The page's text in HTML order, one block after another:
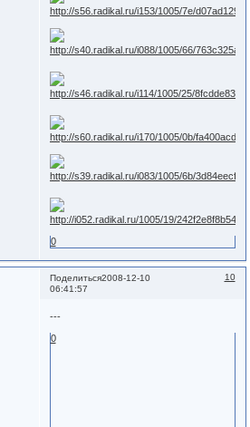
0
Поделиться 10
2008-12-10
06:41:57
---
0